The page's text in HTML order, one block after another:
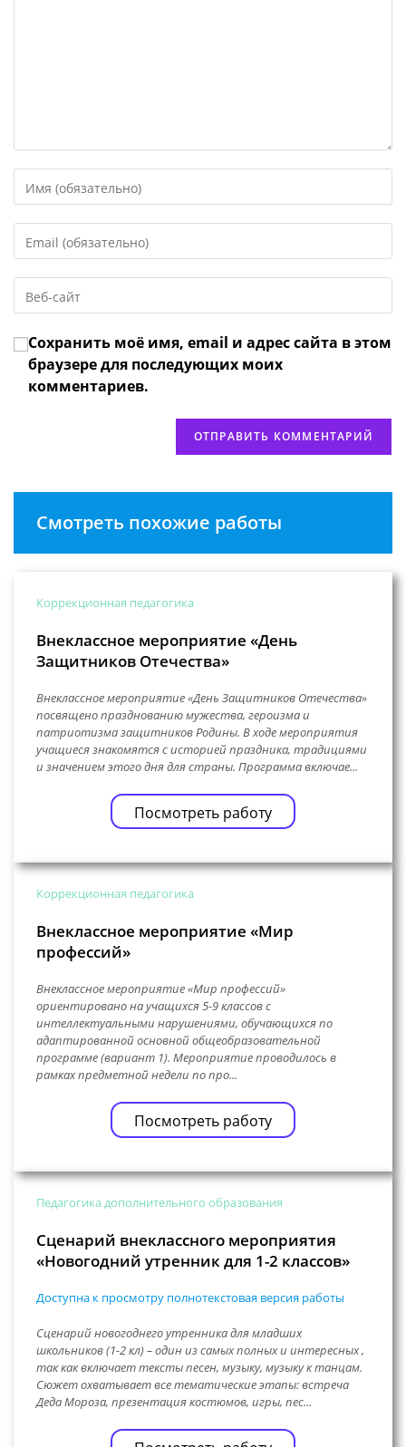
свое
или
имя
чтобы
прокомментировать
свой
адрес,
чтобы
URL
веб-
сайта
(необязательно)
Сохранить моё имя, email и адрес сайта в этом
браузере для последующих моих
комментариев.
Смотреть похожие работы
Коррекционная педагогика
Внеклассное мероприятие «День
Защитников Отечества»
Внеклассное мероприятие «День Защитников Отечества»
посвящено празднованию мужества, героизма и
патриотизма защитников Родины. В ходе мероприятия
учащиеся знакомятся с историей праздника, традициями
и значением этого дня для страны. Программа включае...
Посмотреть работу
Коррекционная педагогика
Внеклассное мероприятие «Мир
профессий»
Внеклассное мероприятие «Мир профессий»
ориентировано на учащихся 5-9 классов с
интеллектуальными нарушениями, обучающихся по
адаптированной основной общеобразовательной
программе (вариант 1). Мероприятие проводилось в
рамках предметной недели по про...
Посмотреть работу
Педагогика дополнительного образования
Сценарий внеклассного мероприятия
«Новогодний утренник для 1-2 классов»
Доступна к просмотру полнотекстовая версия работы
Сценарий новогоднего утренника для младших
школьников (1-2 кл) – один из самых полных и интересных ,
так как включает тексты песен, музыку, музыку к танцам.
Сюжет охватывает все тематические этапы: встреча
Деда Мороза, презентация костюмов, игры, пес...